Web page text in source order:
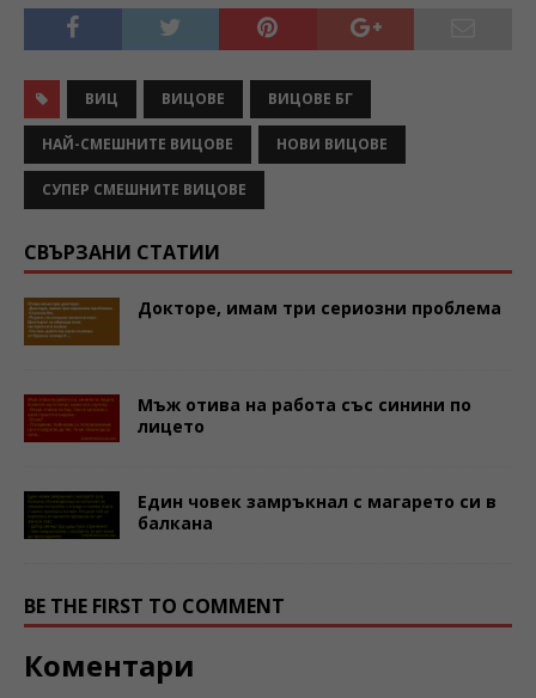
ВИЦ ВИЦОВЕ ВИЦОВЕ БГ
НАЙ-СМЕШНИТЕ ВИЦОВЕ НОВИ ВИЦОВЕ
СУПЕР СМЕШНИТЕ ВИЦОВЕ
СВЪРЗАНИ СТАТИИ
Докторе, имам три сериозни проблема
Мъж отива на работа със синини по
лицето
Един човек замръкнал с магарето си в
балкана
BE THE FIRST TO COMMENT
Коментари